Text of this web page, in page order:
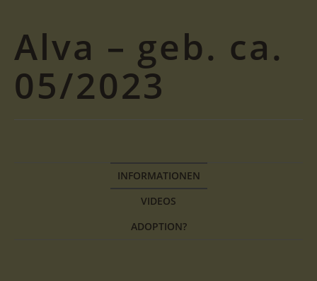
Alva – geb. ca.
05/2023
INFORMATIONEN
VIDEOS
ADOPTION?